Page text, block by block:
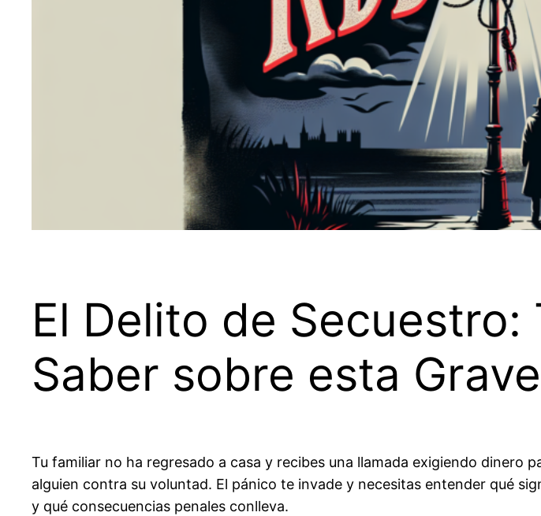
El Delito de
Saber sobre esta
Tu familiar no ha regresado a casa y recibes una llamada exigiendo dinero
alguien contra su voluntad. El pánico te invade y necesitas entender qué
y qué consecuencias penales conlleva.